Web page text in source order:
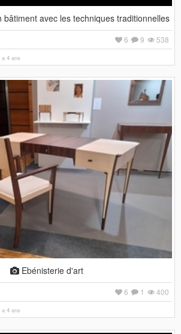
bâtiment avec les techniques traditionnelles
538
9
6
4 ans
Ebénisterie d'art
400
1
6
4 ans